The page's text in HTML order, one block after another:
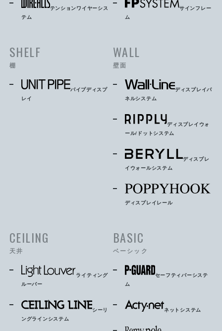
テンションワイヤーシス
テム
サインフレー
ム
SHELF
棚
パイプディスプ
レイ
WALL
壁面
ディスプレイパ
ネルシステム
ディスプレイウォ
ール/ドットシステム
ディスプレ
イウォールシステム
ディスプレイレール
CEILING
天井
ライティング
ルーバー
シーリ
ングラインシステム
BASIC
ベーシック
セーフティバーシステ
ム
ネットシステム